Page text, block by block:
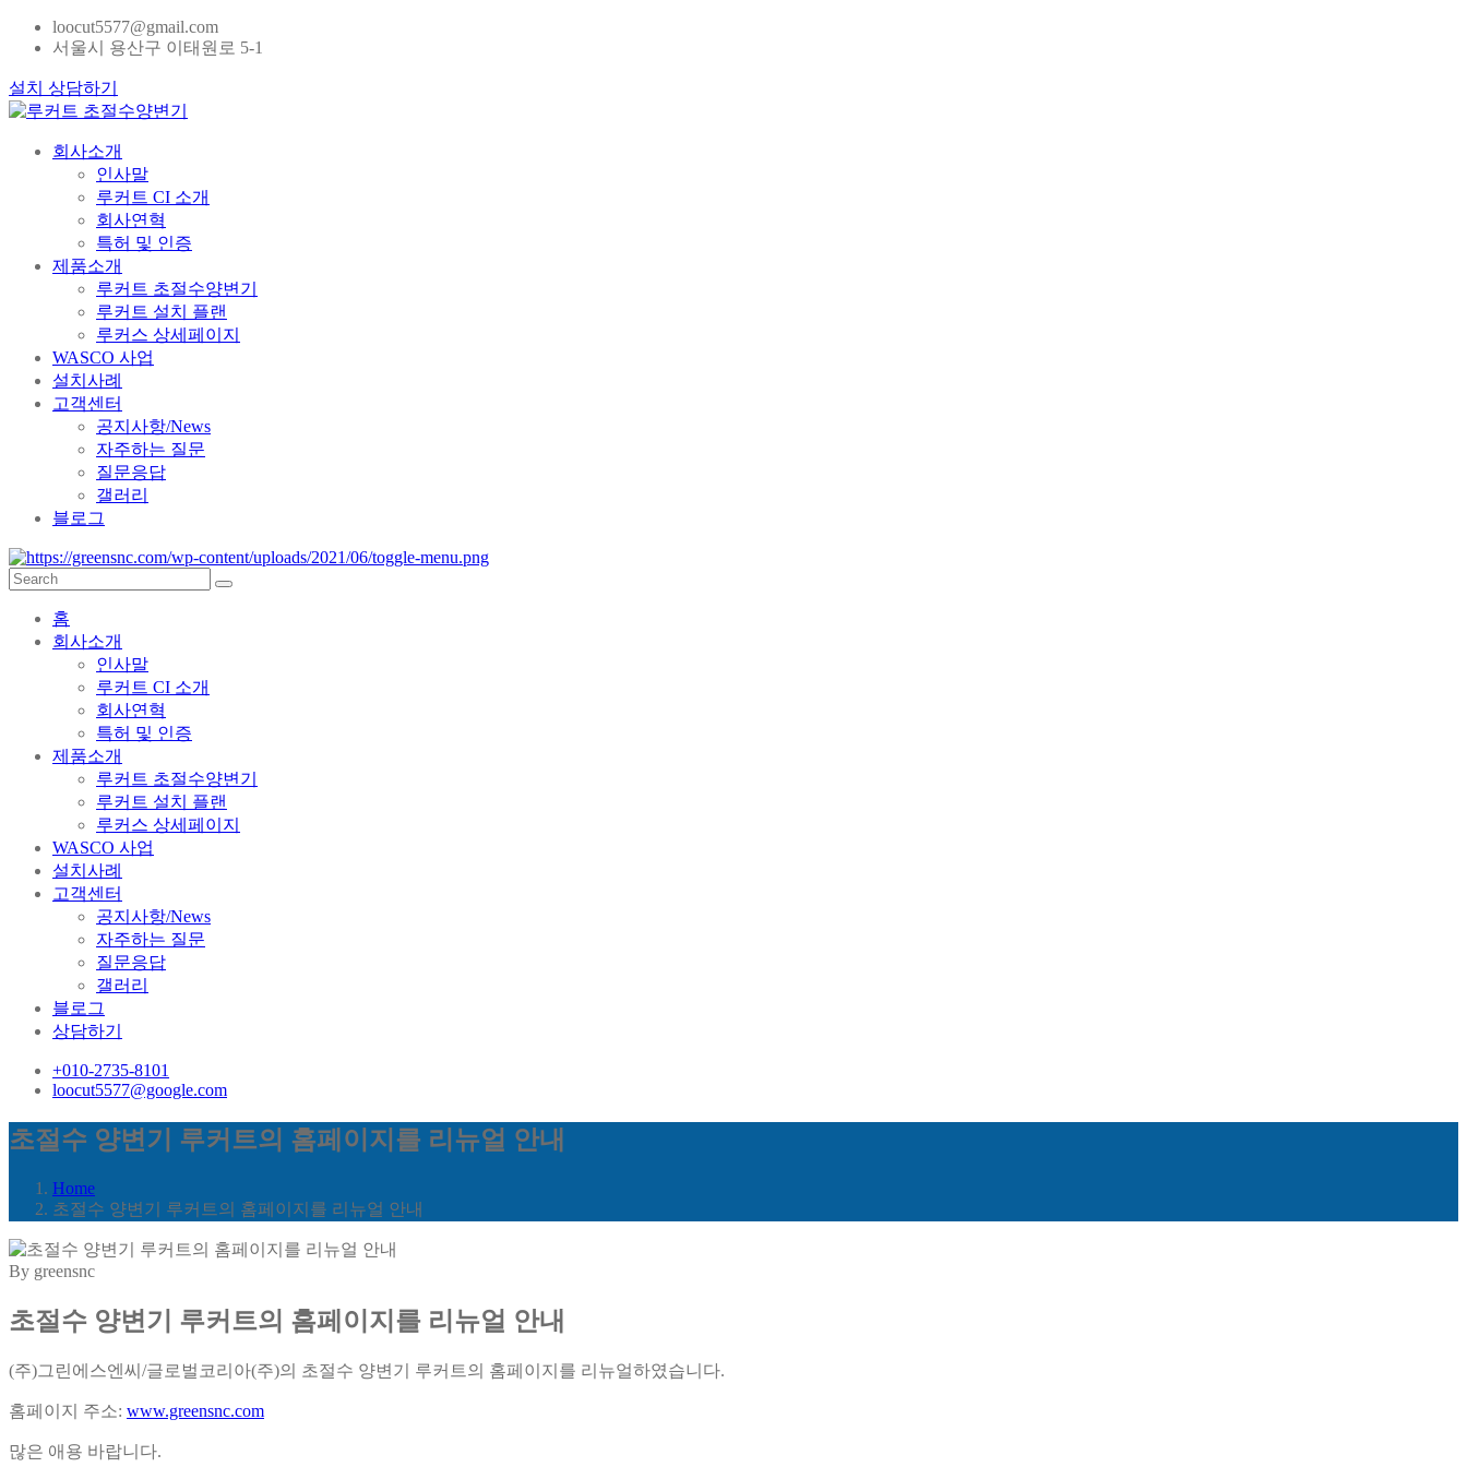
loocut5577@gmail.com
서울시 용산구 이태원로 5-1
설치 상담하기
회사소개
인사말
루커트 CI 소개
회사연혁
특허 및 인증
제품소개
루커트 초절수양변기
루커트 설치 플랜
루커스 상세페이지
WASCO 사업
설치사례
고객센터
공지사항/News
자주하는 질문
질문응답
갤러리
블로그
홈
회사소개
인사말
루커트 CI 소개
회사연혁
특허 및 인증
제품소개
루커트 초절수양변기
루커트 설치 플랜
루커스 상세페이지
WASCO 사업
설치사례
고객센터
공지사항/News
자주하는 질문
질문응답
갤러리
블로그
상담하기
+010-2735-8101
loocut5577@google.com
초절수 양변기 루커트의 홈페이지를 리뉴얼 안내
Home
초절수 양변기 루커트의 홈페이지를 리뉴얼 안내
By greensnc
초절수 양변기 루커트의 홈페이지를 리뉴얼 안내
(주)그린에스엔씨/글로벌코리아(주)의 초절수 양변기 루커트의 홈페이지를 리뉴얼하였습니다.
홈페이지 주소: www.greensnc.com
많은 애용 바랍니다.